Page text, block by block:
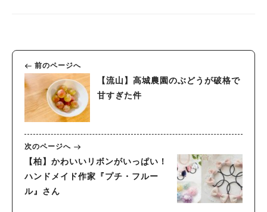
前のページへ
【流山】高城農園のぶどうが破格で
甘すぎた件
次のページへ
【柏】かわいいリボンがいっぱい！
ハンドメイド作家『プチ・フルー
ル』さん